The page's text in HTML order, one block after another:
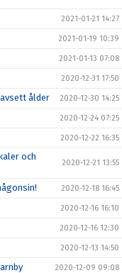
2021-01-21 14:27
2021-01-19 10:39
2021-01-13 07:08
2020-12-31 17:50
ålder 2020-12-30 14:25
2020-12-24 07:25
2020-12-22 16:35
och
2020-12-21 13:55
2020-12-18 16:45
2020-12-16 16:10
2020-12-16 12:30
2020-12-13 14:50
2020-12-09 09:08